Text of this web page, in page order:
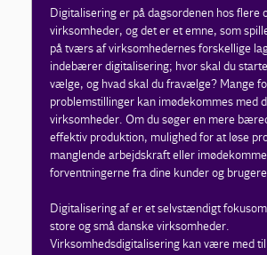
Digitalisering er på dagsordenen hos flere
virksomheder, og det er et emne, som
på tværs af virksomhedernes forskellige
indebærer digitalisering; hvor skal du
vælge, og hvad skal du fravælge? Mange
problemstillinger kan imødekommes med
virksomheder. Om du søger en mere
effektiv produktion, mulighed for at løse
manglende arbejdskraft eller imødekomme
forventningerne fra dine kunder og
Digitalisering af er et selvstændigt
store og små danske virksomheder.
Virksomhedsdigitalisering kan være med